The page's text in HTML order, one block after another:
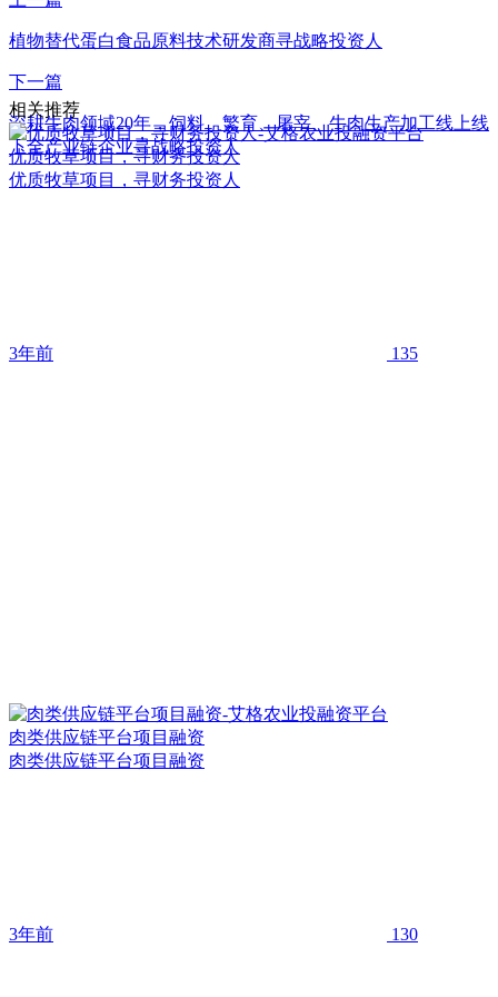
植物替代蛋白食品原料技术研发商寻战略投资人
下一篇
深耕牛肉领域20年，饲料、繁育、屠宰、牛肉生产加工线上线
下全产业链企业寻战略投资人
相关推荐
优质牧草项目，寻财务投资人
优质牧草项目，寻财务投资人
3年前 135
肉类供应链平台项目融资
肉类供应链平台项目融资
3年前 130